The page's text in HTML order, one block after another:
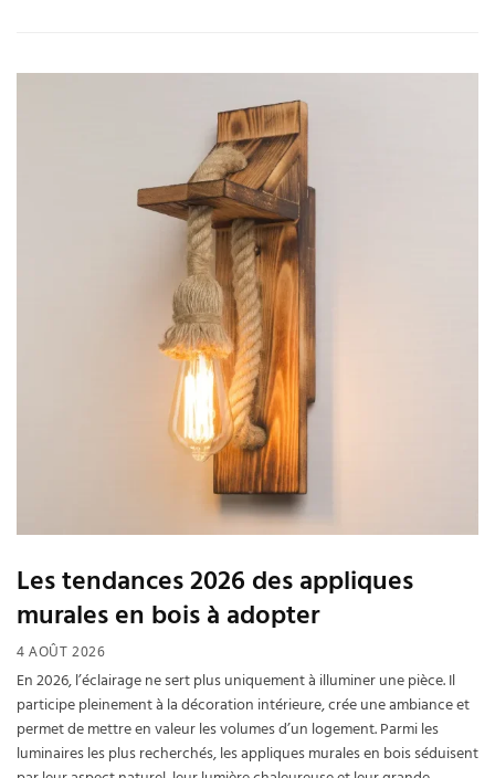
Les tendances 2026 des appliques
murales en bois à adopter
4 AOÛT 2026
En 2026, l’éclairage ne sert plus uniquement à illuminer une pièce. Il
participe pleinement à la décoration intérieure, crée une ambiance et
permet de mettre en valeur les volumes d’un logement. Parmi les
luminaires les plus recherchés, les appliques murales en bois séduisent